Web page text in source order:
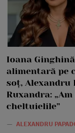
Ioana
alimentară pe
soț, Alexandru
Ruxandra:
cheltuielile”
— ALEXANDRU